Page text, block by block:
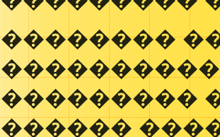
��������
���������
������